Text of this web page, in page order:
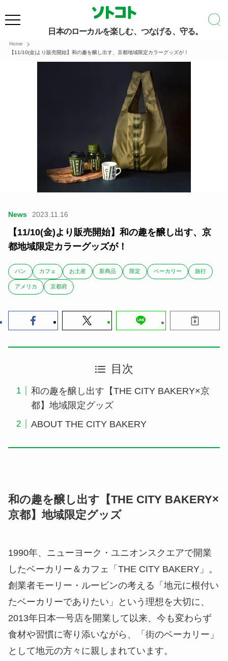
日本のローカルを楽しむ、つなげる、守る。
Home
【11/10(金)より販売開始】和の趣を醸し出す、京都地域限定カラーグッズが！
News 2023.11.16
【11/10(金)より販売開始】和の趣を醸し出す、京
都地域限定カラーグッズが！
パン カフェ お土産 新商品 限定 ベーカリー 旅行
アメリカ 京都府
目次
和の趣を醸し出す【THE CITY BAKERY×京
都】地域限定グッズ
ABOUT THE CITY BAKERY
和の趣を醸し出す【THE CITY BAKERY×
京都】地域限定グッズ
1990年、ニューヨーク・ユニオンスクエアで開業
したベーカリー＆カフェ「THE CITY BAKERY」。
創業者モーリー・ルービンの考える「地元に根付い
たベーカリーでありたい」という理想を大切に、
2013年日本一号店を開業して以来、今も変わらず
食材や習慣に寄り添いながら、「街のベーカリー」
として地元の方々に親しまれています。